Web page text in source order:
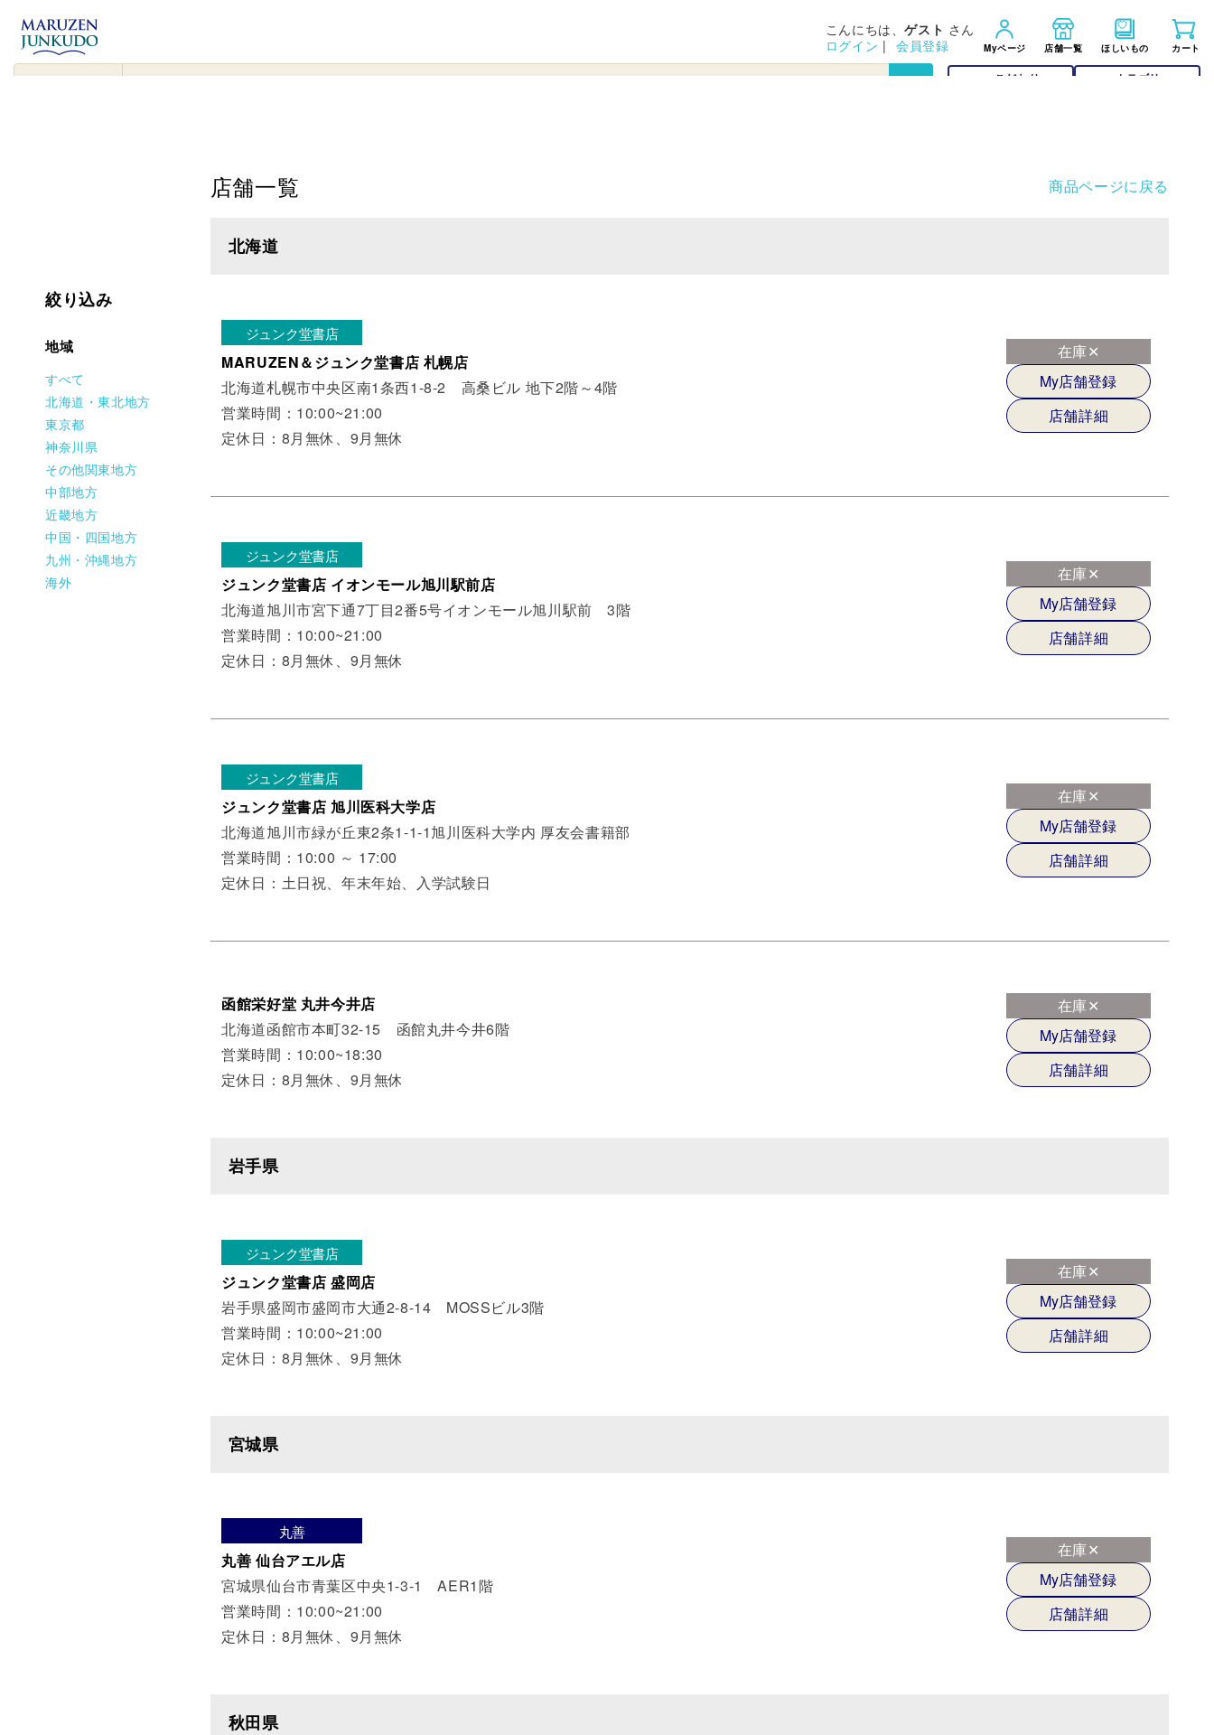
コンテンツ
に進む
▾ こだわり カテゴリー
こんにちは、ゲスト さん
ログイン | 会員登録 Myページ 店舗一覧 ほしいもの カート
絞り込み
地域
すべて
北海道・東北地方
東京都
神奈川県
その他関東地方
中部地方
近畿地方
中国・四国地方
九州・沖縄地方
海外
店舗一覧 商品ページに戻る
北海道
ジュンク堂書店
MARUZEN＆ジュンク堂書店 札幌店
北海道札幌市中央区南1条西1-8-2 高桑ビル 地下2階～4階
営業時間：10:00~21:00
定休日：8月無休、9月無休
在庫✕
My店舗登録
店舗詳細
ジュンク堂書店
ジュンク堂書店 イオンモール旭川駅前店
北海道旭川市宮下通7丁目2番5号イオンモール旭川駅前 3階
営業時間：10:00~21:00
定休日：8月無休、9月無休
在庫✕
My店舗登録
店舗詳細
ジュンク堂書店
ジュンク堂書店 旭川医科大学店
北海道旭川市緑が丘東2条1-1-1旭川医科大学内 厚友会書籍部
営業時間：10:00 ～ 17:00
定休日：土日祝、年末年始、入学試験日
在庫✕
My店舗登録
店舗詳細
函館栄好堂 丸井今井店
北海道函館市本町32-15 函館丸井今井6階
営業時間：10:00~18:30
定休日：8月無休、9月無休
在庫✕
My店舗登録
店舗詳細
岩手県
ジュンク堂書店
ジュンク堂書店 盛岡店
岩手県盛岡市盛岡市大通2-8-14 MOSSビル3階
営業時間：10:00~21:00
定休日：8月無休、9月無休
在庫✕
My店舗登録
店舗詳細
宮城県
丸善
丸善 仙台アエル店
宮城県仙台市青葉区中央1-3-1 AER1階
営業時間：10:00~21:00
定休日：8月無休、9月無休
在庫✕
My店舗登録
店舗詳細
秋田県